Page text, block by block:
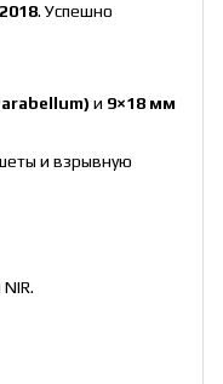
. Успешно
и 9×18 мм
и взрывную